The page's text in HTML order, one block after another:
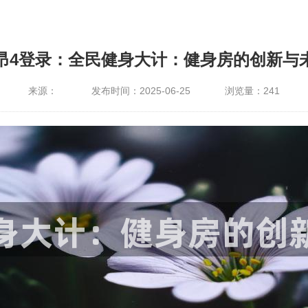
4登录：全民健身大计：健身房的创新与
来源： 发布时间：2025-06-25 浏览量： 241